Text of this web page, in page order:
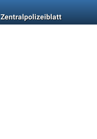
Zentralpolizeiblatt